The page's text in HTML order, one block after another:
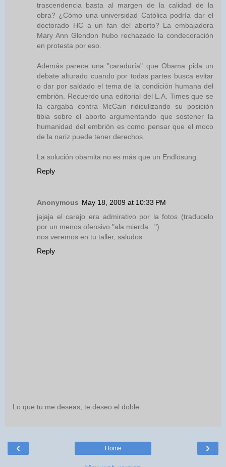
trascendencia basta al margen de la calidad de la
obra? ¿Cómo una universidad Católica podría dar el
doctorado HC a un fan del aborto? La embajadora
Mary Ann Glendon hubo rechazado la condecoración
en protesta por eso.
Además parece una "caraduría" que Obama pida un
debate alturado cuando por todas partes busca evitar
o dar por saldado el tema de la condición humana del
embrión. Recuerdo una editorial del L.A. Times que se
la cargaba contra McCain ridiculizando su posición
tibia sobre el aborto argumentando que sostener la
humanidad del embrión es como pensar que el moco
de la nariz puede tener derechos.
La solución obamita no es más que un Endlösung.
Reply
Anonymous May 18, 2009 at 10:33 PM
jajaja el carajo era admirativo por la fotos (traducelo
por un menos ofensivo "ala mierda...")
nos veremos en tu taller, saludos
Reply
Lo que tu me deseas, te deseo el doble:
‹ ›
Home